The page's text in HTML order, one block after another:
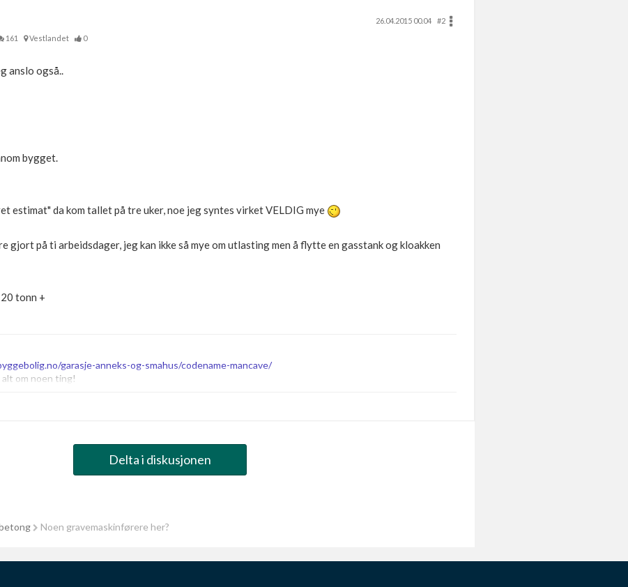
26.04.2015 00.04
#2
161 Vestlandet 0
anslo også..
bygget.
estimat" da kom tallet på tre uker, noe jeg syntes virket VELDIG mye
gjort på ti arbeidsdager, jeg kan ikke så mye om utlasting men å flytte en gasstank og kloakken
tonn +
garasje-anneks-og-smahus/codename-mancave/
om noen ting!
Delta i diskusjonen
Noen gravemaskinførere her?